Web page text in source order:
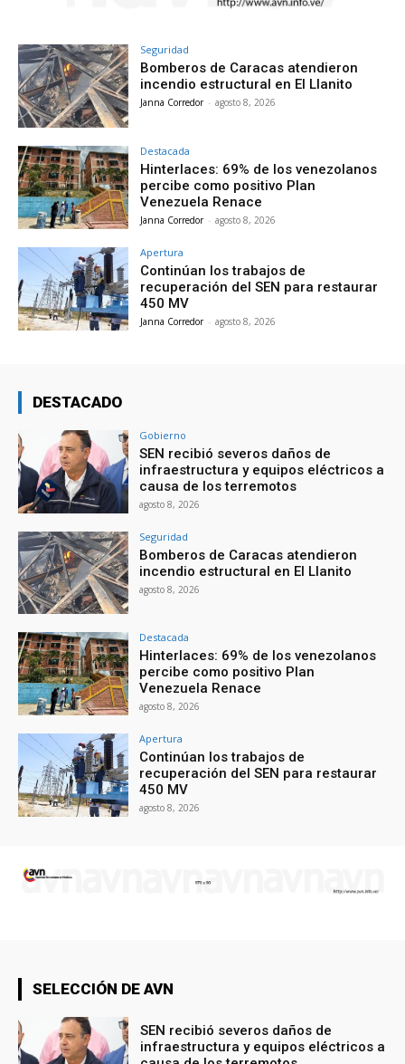
Seguridad
Bomberos de Caracas atendieron
incendio estructural en El Llanito
Janna Corredor - agosto 8, 2026
Destacada
Hinterlaces: 69% de los venezolanos
percibe como positivo Plan
Venezuela Renace
Janna Corredor - agosto 8, 2026
Apertura
Continúan los trabajos de
recuperación del SEN para restaurar
450 MV
Janna Corredor - agosto 8, 2026
DESTACADO
Gobierno
SEN recibió severos daños de
infraestructura y equipos eléctricos a
causa de los terremotos
agosto 8, 2026
Seguridad
Bomberos de Caracas atendieron
incendio estructural en El Llanito
agosto 8, 2026
Destacada
Hinterlaces: 69% de los venezolanos
percibe como positivo Plan
Venezuela Renace
agosto 8, 2026
Apertura
Continúan los trabajos de
recuperación del SEN para restaurar
450 MV
agosto 8, 2026
SELECCIÓN DE AVN
SEN recibió severos daños de
infraestructura y equipos eléctricos a